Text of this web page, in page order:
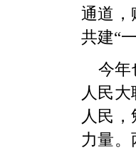
通道，
共建“
今年
人民
人民
力量